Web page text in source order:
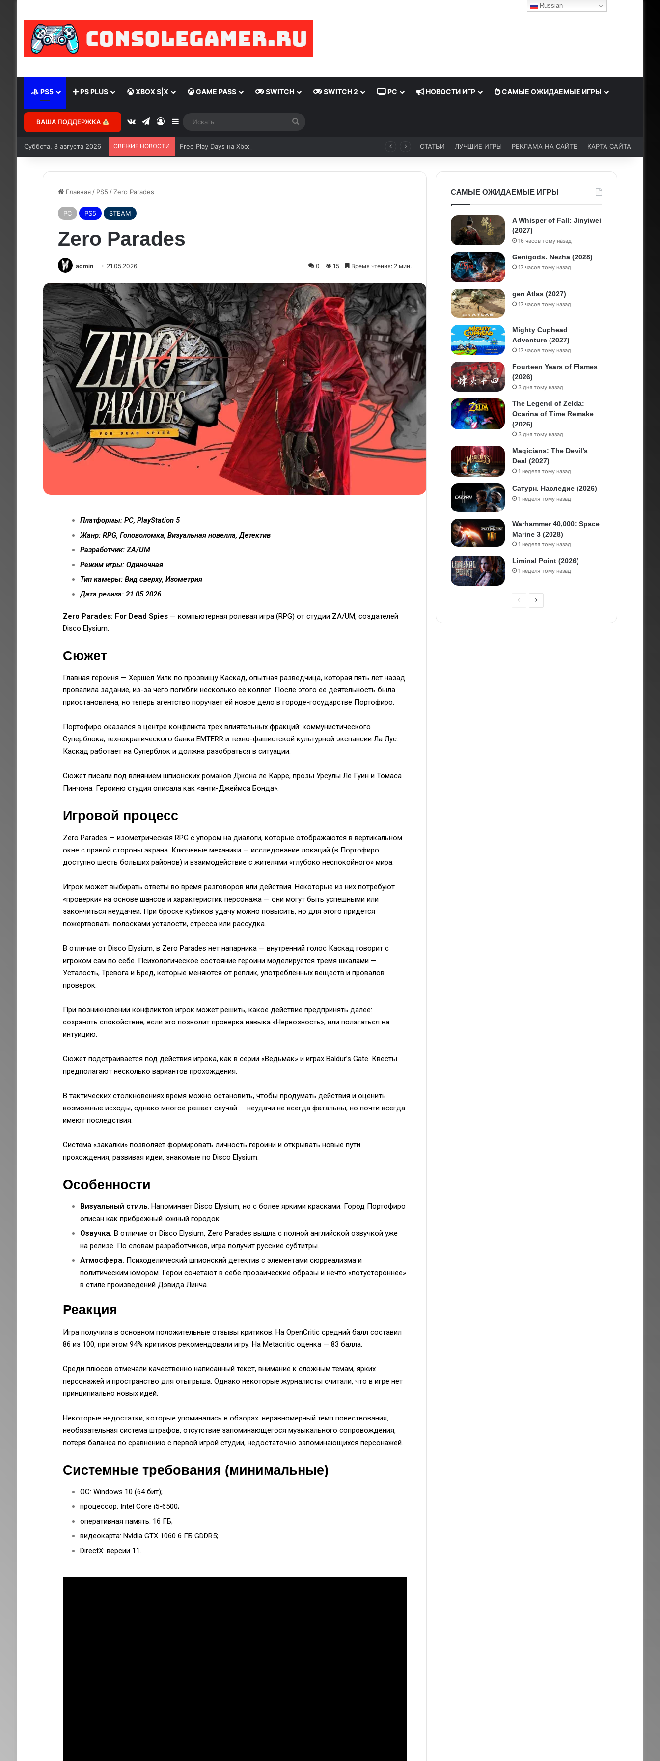
PS5 PS PLUS XBOX S|X GAME PASS SWITCH SWITCH 2 PC НОВОСТИ ИГР САМЫЕ ОЖИДАЕМЫЕ ИГРЫ
ВАША ПОДДЕРЖКА
Суббота, 8 августа 2026 СВЕЖИЕ НОВОСТИ Free Play Days на Xbox с 6 по 9 августа 2026 года СТАТЬИ ЛУЧШИЕ ИГРЫ РЕКЛАМА НА САЙТЕ КАРТА САЙТА
Главная / PS5 / Zero Parades
PC PS5 STEAM
Zero Parades
admin 21.05.2026 0 15 Время чтения: 2 мин.
Платформы: PC, PlayStation 5
Жанр: RPG, Головоломка, Визуальная новелла, Детектив
Разработчик: ZA/UM
Режим игры: Одиночная
Тип камеры: Вид сверху, Изометрия
Дата релиза: 21.05.2026
Zero Parades: For Dead Spies— компьютерная ролевая игра (RPG) от студии ZA/UM, создателей
Disco Elysium.
Сюжет
Главная героиня — Хершел Уилк по прозвищу Каскад, опытная разведчица, которая пять лет назад
провалила задание, из-за чего погибли несколько её коллег. После этого её деятельность была
приостановлена, но теперь агентство поручает ей новое дело в городе-государстве Портофиро.
Портофиро оказался в центре конфликта трёх влиятельных фракций: коммунистического
Суперблока, технократического банка EMTERR и техно-фашистской культурной экспансии Ла Лус.
Каскад работает на Суперблок и должна разобраться в ситуации.
Сюжет писали под влиянием шпионских романов Джона ле Карре, прозы Урсулы Ле Гуин и Томаса
Пинчона. Героиню студия описала как «анти-Джеймса Бонда».
Игровой процесс
Zero Parades — изометрическая RPG с упором на диалоги, которые отображаются в вертикальном
окне с правой стороны экрана. Ключевые механики — исследование локаций (в Портофиро
доступно шесть больших районов) и взаимодействие с жителями «глубоко неспокойного» мира.
Игрок может выбирать ответы во время разговоров или действия. Некоторые из них потребуют
«проверки» на основе шансов и характеристик персонажа — они могут быть успешными или
закончиться неудачей. При броске кубиков удачу можно повысить, но для этого придётся
пожертвовать полосками усталости, стресса или рассудка.
В отличие от Disco Elysium, в Zero Parades нет напарника — внутренний голос Каскад говорит с
игроком сам по себе. Психологическое состояние героини моделируется тремя шкалами —
Усталость, Тревога и Бред, которые меняются от реплик, употреблённых веществ и провалов
проверок.
При возникновении конфликтов игрок может решить, какое действие предпринять далее:
сохранять спокойствие, если это позволит проверка навыка «Нервозность», или полагаться на
интуицию.
Сюжет подстраивается под действия игрока, как в серии «Ведьмак» и играх Baldur’s Gate. Квесты
предполагают несколько вариантов прохождения.
В тактических столкновениях время можно остановить, чтобы продумать действия и оценить
возможные исходы, однако многое решает случай — неудачи не всегда фатальны, но почти всегда
имеют последствия.
Система «закалки» позволяет формировать личность героини и открывать новые пути
прохождения, развивая идеи, знакомые по Disco Elysium.
Особенности
Визуальный стиль. Напоминает Disco Elysium, но с более яркими красками. Город Портофиро
описан как прибрежный южный городок.
Озвучка. В отличие от Disco Elysium, Zero Parades вышла с полной английской озвучкой уже
на релизе. По словам разработчиков, игра получит русские субтитры.
Атмосфера. Психоделический шпионский детектив с элементами сюрреализма и
политическим юмором. Герои сочетают в себе прозаические образы и нечто «потустороннее»
в стиле произведений Дэвида Линча.
Реакция
Игра получила в основном положительные отзывы критиков. На OpenCritic средний балл составил
86 из 100, при этом 94% критиков рекомендовали игру. На Metacritic оценка — 83 балла.
Среди плюсов отмечали качественно написанный текст, внимание к сложным темам, ярких
персонажей и пространство для отыгрыша. Однако некоторые журналисты считали, что в игре нет
принципиально новых идей.
Некоторые недостатки, которые упоминались в обзорах: неравномерный темп повествования,
необязательная система штрафов, отсутствие запоминающегося музыкального сопровождения,
потеря баланса по сравнению с первой игрой студии, недостаточно запоминающихся персонажей.
Системные требования (минимальные)
ОС: Windows 10 (64 бит);
процессор: Intel Core i5-6500;
оперативная память: 16 ГБ;
видеокарта: Nvidia GTX 1060 6 ГБ GDDR5;
DirectX: версии 11.
САМЫЕ ОЖИДАЕМЫЕ ИГРЫ
A Whisper of Fall: Jinyiwei
(2027)
16 часов тому назад
Genigods: Nezha (2028)
17 часов тому назад
gen Atlas (2027)
17 часов тому назад
Mighty Cuphead
Adventure (2027)
17 часов тому назад
Fourteen Years of Flames
(2026)
3 дня тому назад
The Legend of Zelda:
Ocarina of Time Remake
(2026)
3 дня тому назад
Magicians: The Devil’s
Deal (2027)
1 неделя тому назад
Сатурн. Наследие (2026)
1 неделя тому назад
Warhammer 40,000: Space
Marine 3 (2028)
1 неделя тому назад
Liminal Point (2026)
1 неделя тому назад
Russian